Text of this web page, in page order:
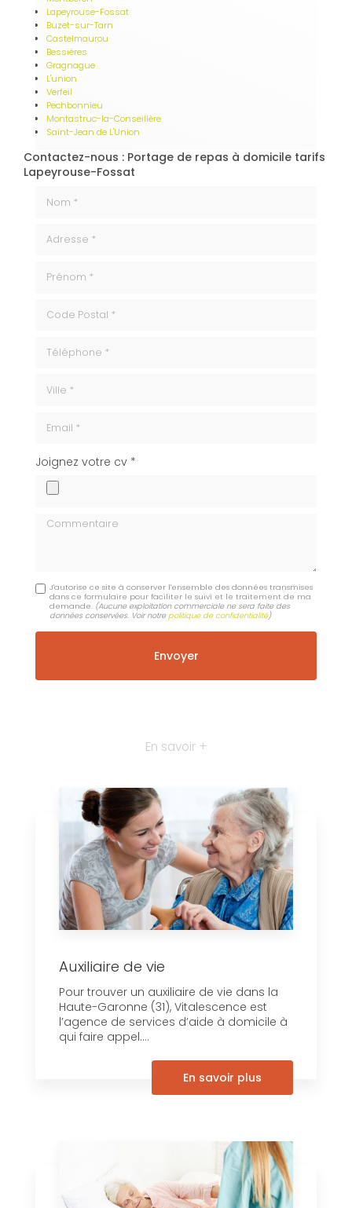
Lapeyrouse-Fossat
Buzet-sur-Tarn
Castelmaurou
Bessières
Gragnague
L'union
Verfeil
Pechbonnieu
Montastruc-la-Conseillère
Saint-Jean de L'Union
Contactez-nous : Portage de repas à domicile tarifs
Lapeyrouse-Fossat
cv
Joignez votre cv *
Commentaire
J'autorise ce site à conserver l'ensemble des données transmises
dans ce formulaire pour faciliter le suivi et le traitement de ma
demande. (Aucune exploitation commerciale ne sera faite des
données conservées. Voir notrepolitique de confidentialité)
En savoir +
Auxiliaire de vie
Pour trouver un auxiliaire de vie dans la
Haute-Garonne (31), Vitalescence est
l’agence de services d’aide à domicile à
qui faire appel....
En savoir plus